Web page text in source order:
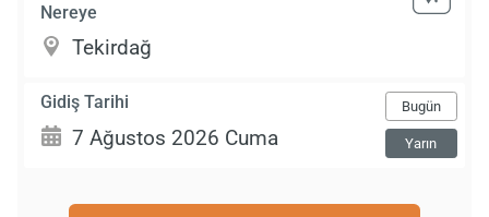
Nereye
Gidiş Tarihi Bugün
Yarın